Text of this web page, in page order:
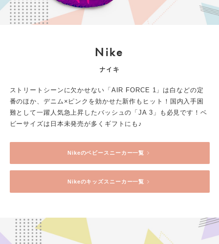
Nike
ナイキ
ストリートシーンに欠かせない「AIR FORCE 1」は白などの定
番のほか、デニム×ピンクを効かせた新作もヒット！国内入手困
難として一躍人気急上昇したバッシュの「JA 3」も必見です！ベ
ビーサイズは日本未発売が多くギフトにも♪
Nikeのベビースニーカー一覧
Nikeのキッズスニーカー一覧